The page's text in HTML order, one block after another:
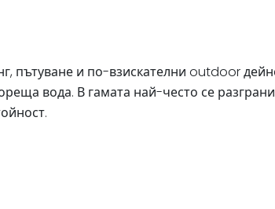
пътуване и по-взискателни outdoor
вода. В гамата най-често се